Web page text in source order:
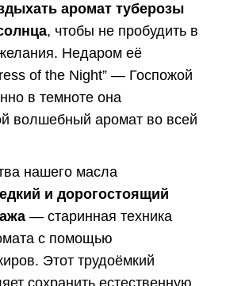
аромат туберозы
, чтобы не пробудить в
Недаром её
of the Night” — Госпожой
в темноте она
волшебный аромат во всей
нашего масла
и дорогостоящий
— старинная техника
с помощью
Этот трудоёмкий